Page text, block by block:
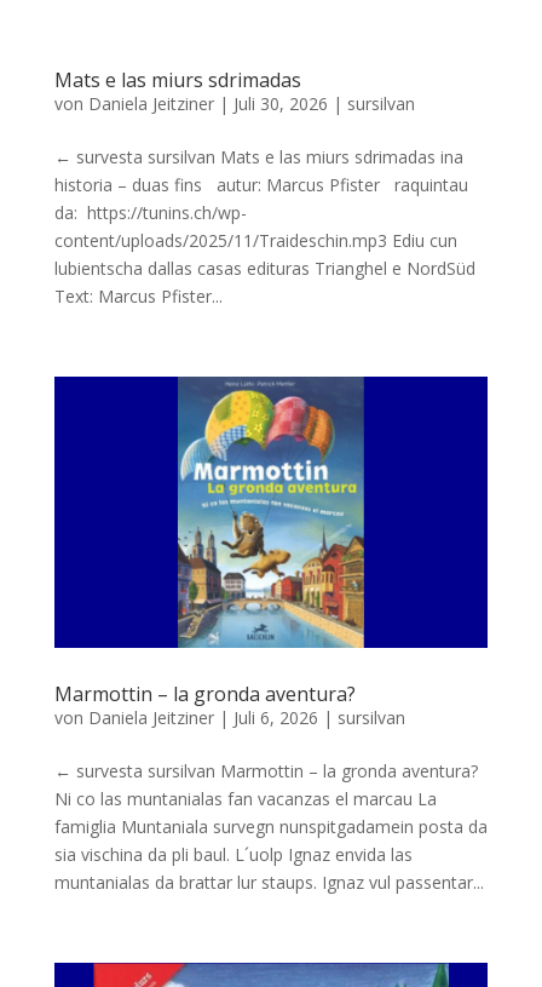
Mats e las miurs sdrimadas
von Daniela Jeitziner| Juli 30, 2026 | sursilvan
← survesta sursilvan Mats e las miurs sdrimadas ina
historia – duas fins autur: Marcus Pfister raquintau
da: https://tunins.ch/wp-
content/uploads/2025/11/Traideschin.mp3 Ediu cun
lubientscha dallas casas edituras Trianghel e NordSüd
Text: Marcus Pfister...
Marmottin – la gronda aventura?
von Daniela Jeitziner| Juli 6, 2026 | sursilvan
← survesta sursilvan Marmottin – la gronda aventura?
Ni co las muntanialas fan vacanzas el marcau La
famiglia Muntaniala survegn nunspitgadamein posta da
sia vischina da pli baul. L´uolp Ignaz envida las
muntanialas da brattar lur staups. Ignaz vul passentar...